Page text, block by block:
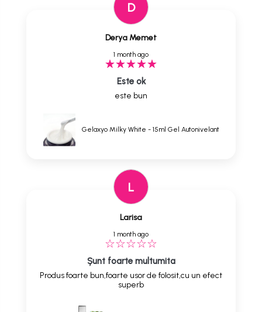
D
Derya Memet
1 month ago
Este ok
este bun
Gelaxyo Milky White - 15ml Gel Autonivelant
L
Larisa
1 month ago
Șunt foarte multumita
Produs foarte bun,foarte usor de folosit,cu un efect
superb